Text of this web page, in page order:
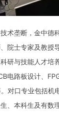
垄断，金中德
院士专家及教
研与技能人才培养
路板设计、
对口专业包括
、本科生及有